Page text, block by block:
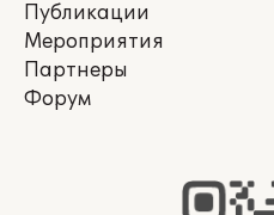
Публикации
Мероприятия
Партнеры
Форум